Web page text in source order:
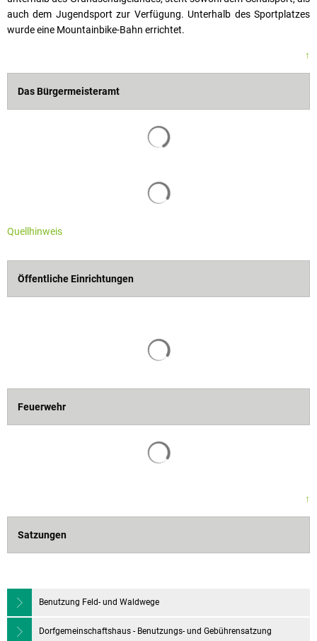
auch dem Jugendsport zur Verfügung. Unterhalb des Sportplatzes
wurde eine Mountainbike-Bahn errichtet.
↑
Das Bürgermeisteramt
Quellhinweis
Öffentliche Einrichtungen
Feuerwehr
↑
Satzungen
Benutzung Feld- und Waldwege
Dorfgemeinschaftshaus - Benutzungs- und Gebührensatzung